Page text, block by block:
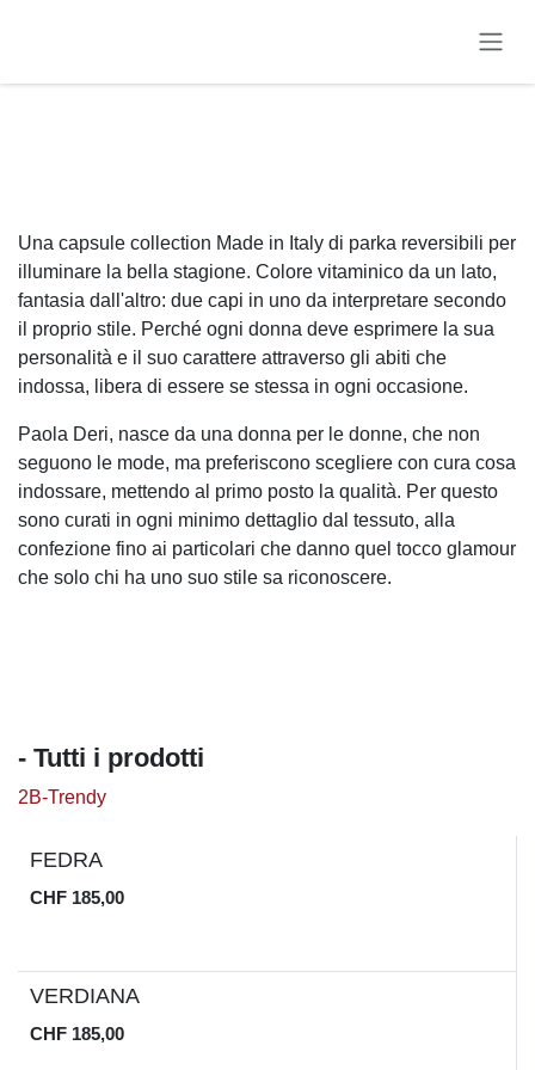
Una capsule collection Made in Italy di parka reversibili per
illuminare la bella stagione. Colore vitaminico da un lato,
fantasia dall'altro: due capi in uno da interpretare secondo
il proprio stile. Perché ogni donna deve esprimere la sua
personalità e il suo carattere attraverso gli abiti che
indossa, libera di essere se stessa in ogni occasione.
Paola Deri, nasce da una donna per le donne, che non
seguono le mode, ma preferiscono scegliere con cura cosa
indossare, mettendo al primo posto la qualità. Per questo
sono curati in ogni minimo dettaglio dal tessuto, alla
confezione fino ai particolari che danno quel tocco glamour
che solo chi ha uno suo stile sa riconoscere.
- Tutti i prodotti
2B-Trendy
Limited Edition
FEDRA
CHF 185,00
Limited Edition
VERDIANA
CHF 185,00